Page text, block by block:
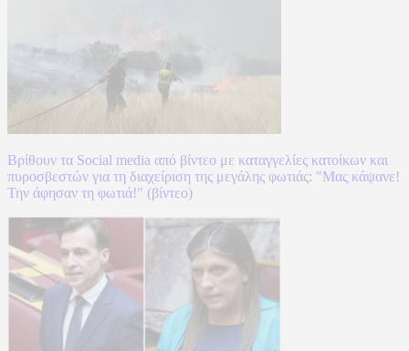
Βρίθουν τα Social media από βίντεο με καταγγελίες κατοίκων και
πυροσβεστών για τη διαχείριση της μεγάλης φωτιάς: "Μας κάψανε!
Την άφησαν τη φωτιά!" (βίντεο)